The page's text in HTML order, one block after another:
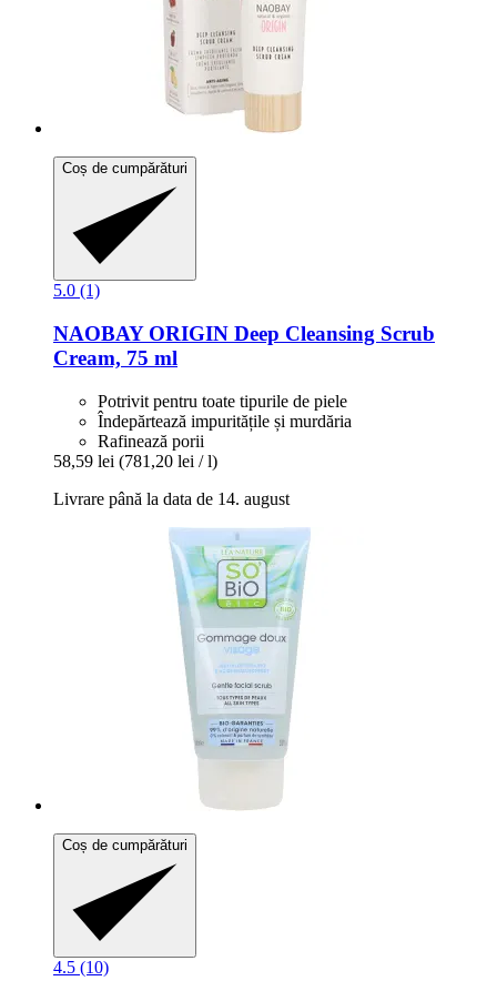
Coș de cumpărături
5.0 (1)
NAOBAYORIGIN Deep Cleansing Scrub
Cream, 75 ml
Potrivit pentru toate tipurile de piele
Îndepărtează impuritățile și murdăria
Rafinează porii
58,59 lei (781,20 lei / l)
Livrare până la data de 14. august
Coș de cumpărături
4.5 (10)